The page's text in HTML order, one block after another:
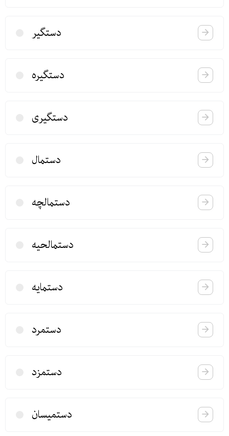
دستگیر
دستگیره
دستگیری
دستمال
دستمالچه
دستمالحیه
دستمایه
دستمرد
دستمزد
دستمیسان